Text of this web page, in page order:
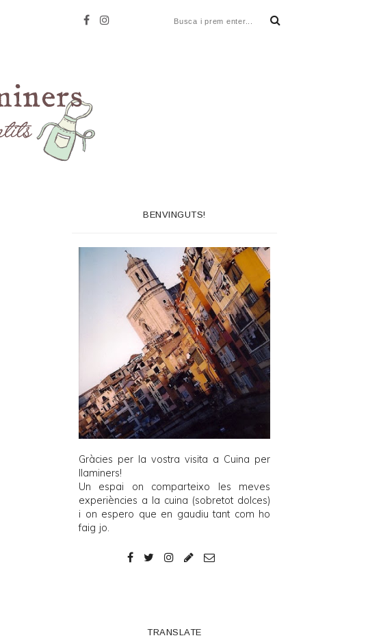
BENVINGUTS!
Gràcies per la vostra visita a Cuina per
llaminers!
Un espai on comparteixo les meves
experiències a la cuina (sobretot dolces)
i on espero que en gaudiu tant com ho
faig jo.
TRANSLATE